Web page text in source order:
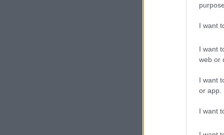
I want
I want
web or
I want
or app.
I want